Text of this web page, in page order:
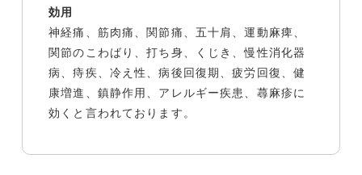
効用
神経痛、筋肉痛、関節痛、五十肩、運動麻痺、
関節のこわばり、打ち身、くじき、慢性消化器
病、痔疾、冷え性、病後回復期、疲労回復、健
康増進、鎮静作用、アレルギー疾患、蕁麻疹に
効くと言われております。